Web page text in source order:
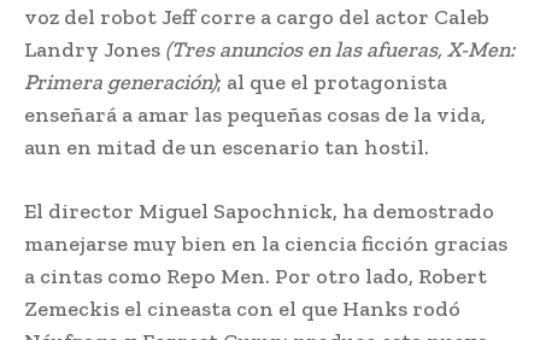
voz del robot Jeff corre a cargo del actor Caleb
Landry Jones (Tres anuncios en las afueras, X-Men:
Primera generación); al que el protagonista
enseñará a amar las pequeñas cosas de la vida,
aun en mitad de un escenario tan hostil.
El director Miguel Sapochnick, ha demostrado
manejarse muy bien en la ciencia ficción gracias
a cintas como Repo Men. Por otro lado, Robert
Zemeckis el cineasta con el que Hanks rodó